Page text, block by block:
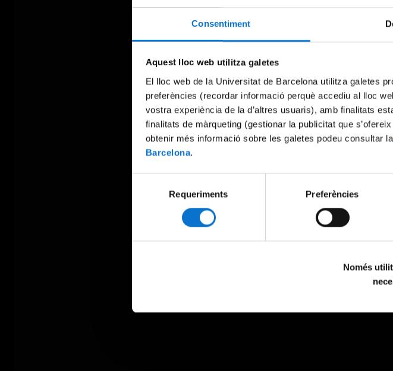
Consentiment
Aquest lloc web utilitza galetes
El lloc web de la Universitat de Barcelona utilitza galetes
preferències (recordar informació perquè accediu al lloc
vostra experiència de la d’altres usuaris), amb finalitats
finalitats de màrqueting (gestionar la publicitat que
obtenir més informació sobre les galetes podeu consultar la
Barcelona.
consentiment
Requeriments Preferències
Només